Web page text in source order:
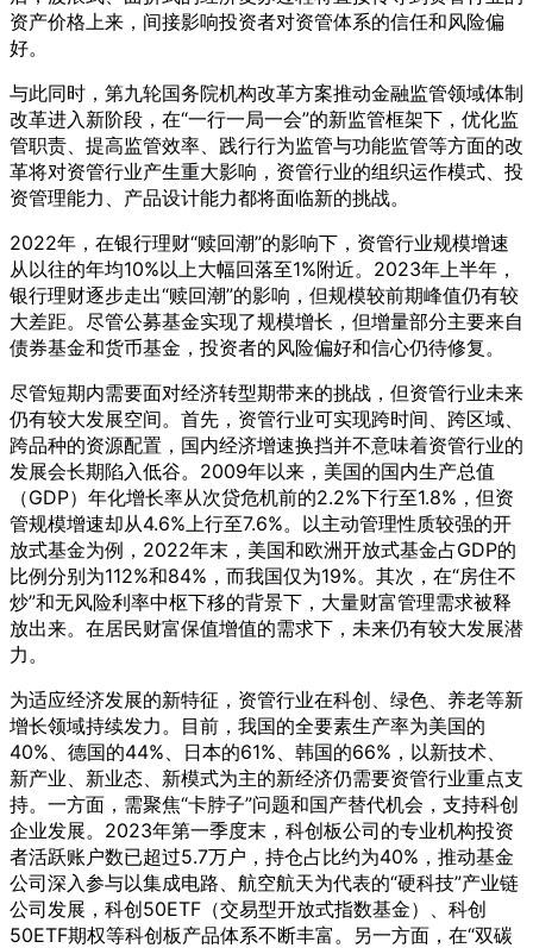
资产价格上来，间接影响投资者对资管体系的信任和风险偏
好。
与此同时，第九轮国务院机构改革方案推动金融监管领域体制
改革进入新阶段，在“一行一局一会”的新监管框架下，优化监
管职责、提高监管效率、践行行为监管与功能监管等方面的改
革将对资管行业产生重大影响，资管行业的组织运作模式、投
资管理能力、产品设计能力都将面临新的挑战。
2022年，在银行理财“赎回潮”的影响下，资管行业规模增速
从以往的年均10%以上大幅回落至1%附近。2023年上半年，
银行理财逐步走出“赎回潮”的影响，但规模较前期峰值仍有较
大差距。尽管公募基金实现了规模增长，但增量部分主要来自
债券基金和货币基金，投资者的风险偏好和信心仍待修复。
尽管短期内需要面对经济转型期带来的挑战，但资管行业未来
仍有较大发展空间。首先，资管行业可实现跨时间、跨区域、
跨品种的资源配置，国内经济增速换挡并不意味着资管行业的
发展会长期陷入低谷。2009年以来，美国的国内生产总值
（GDP）年化增长率从次贷危机前的2.2%下行至1.8%，但资
管规模增速却从4.6%上行至7.6%。以主动管理性质较强的开
放式基金为例，2022年末，美国和欧洲开放式基金占GDP的
比例分别为112%和84%，而我国仅为19%。其次，在“房住不
炒”和无风险利率中枢下移的背景下，大量财富管理需求被释
放出来。在居民财富保值增值的需求下，未来仍有较大发展潜
力。
为适应经济发展的新特征，资管行业在科创、绿色、养老等新
增长领域持续发力。目前，我国的全要素生产率为美国的
40%、德国的44%、日本的61%、韩国的66%，以新技术、
新产业、新业态、新模式为主的新经济仍需要资管行业重点支
持。一方面，需聚焦“卡脖子”问题和国产替代机会，支持科创
企业发展。2023年第一季度末，科创板公司的专业机构投资
者活跃账户数已超过5.7万户，持仓占比约为40%，推动基金
公司深入参与以集成电路、航空航天为代表的“硬科技”产业链
公司发展，科创50ETF（交易型开放式指数基金）、科创
50ETF期权等科创板产品体系不断丰富。另一方面，在“双碳